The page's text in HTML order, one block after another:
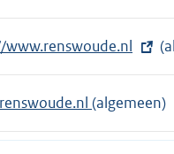
(algemeen)